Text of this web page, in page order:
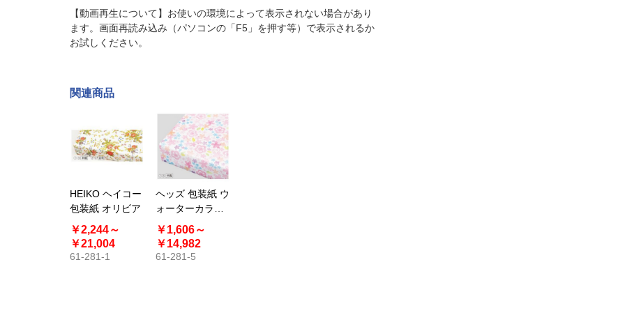
【動画再生について】お使いの環境によって表示されない場合があり
ます。画面再読み込み（パソコンの「F5」を押す等）で表示されるか
お試しください。
関連商品
HEIKO ヘイコー
包装紙 オリビア
￥2,244～
￥21,004
61-281-1
ヘッズ 包装紙 ウ
ォーターカラー
フラワー パステ
ル 半裁
￥1,606～
￥14,982
61-281-5